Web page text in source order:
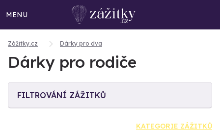
MENU
Zážitky.cz Dárky pro dva
Dárky pro rodiče
FILTROVÁNÍ ZÁŽITKŮ
KATEGORIE ZÁŽITKŮ